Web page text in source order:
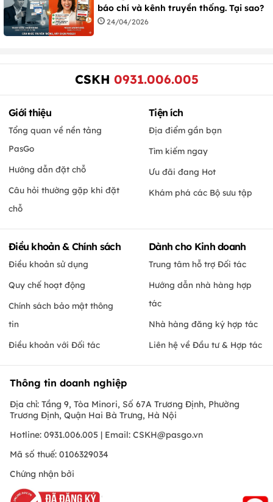
báo chí và kênh truyền thống. Tại sao?
24/04/2026
CSKH 0931.006.005
Giới thiệu
Tổng quan về nền tảng
PasGo
Hướng dẫn đặt chỗ
Câu hỏi thường gặp khi đặt
chỗ
Tiện ích
Địa điểm gần bạn
Tìm kiếm ngay
Ưu đãi đang Hot
Khám phá các Bộ sưu tập
Điều khoản & Chính sách
Điều khoản sử dụng
Quy chế hoạt động
Chính sách bảo mật thông
tin
Điều khoản với Đối tác
Dành cho Kinh doanh
Trung tâm hỗ trợ Đối tác
Hướng dẫn nhà hàng hợp
tác
Nhà hàng đăng ký hợp tác
Liên hệ về Đầu tư & Hợp tác
Thông tin doanh nghiệp
Địa chỉ: Tầng 9, Tòa Minori, Số 67A Trương Định, Phường
Trương Định, Quận Hai Bà Trưng, Hà Nội
Hotline: 0931.006.005 | Email: CSKH@pasgo.vn
Mã số thuế: 0106329034
Chứng nhận bởi